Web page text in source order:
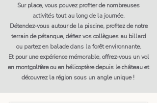
Sur place, vous pouvez profiter de nombreuses
activités tout au long de la journée.
Détendez-vous autour de la piscine, profitez de notre
terrain de pétanque, défiez vos collègues au billard
ou partez en balade dans la forêt environnante.
Et pour une expérience mémorable, offrez-vous un vol
en montgolfière ou en hélicoptère depuis le château et
découvrez la région sous un angle unique !